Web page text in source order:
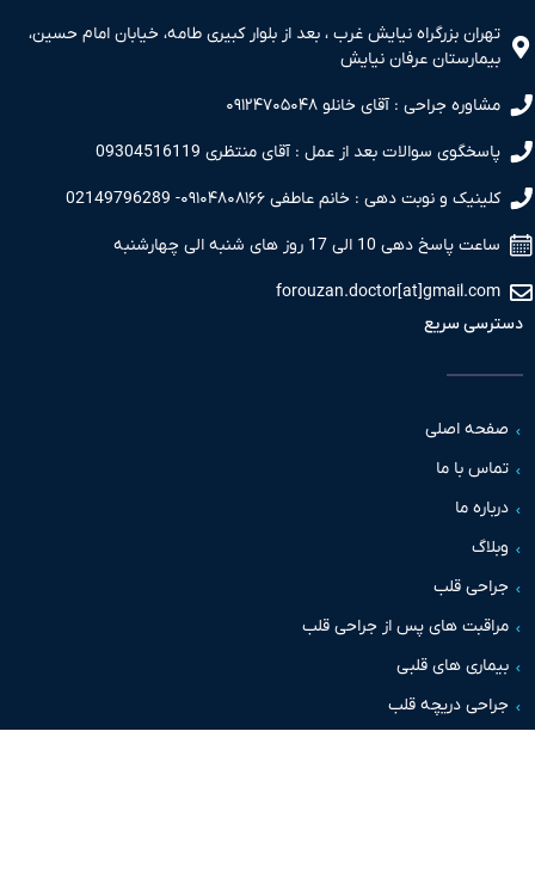
بزرگراه نیایش غرب ، بعد از بلوار کبیری طامه، خیابان امام حسین،
عرفان نیایش
جراحی : آقای خانلو ۰۹۱۲۴۷۰۵۰۴۸
سوالات بعد از عمل : آقای منتظری 09304516119
و نوبت دهی : خانم عاطفی ۰۹۱۰۴۸۰۸۱۶۶- 02149796289
دهی 10 الی 17 روز های شنبه الی چهارشنبه
سریع
اصلی
با ما
ما
قلب
های پس از جراحی قلب
های قلبی
دریچه قلب